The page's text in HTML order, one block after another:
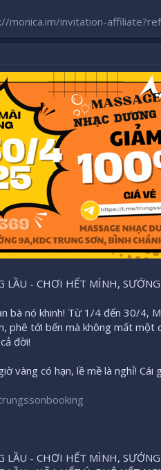
monica.im/invitation-
LẦU - CHƠI HẾT MÌNH,
bà nó khinh! Từ 1/4 đến 30/4,
phê tới bến mà không mất một
đời!
vàng có hạn, lề mề là nghỉ! Cái
LẦU - CHƠI HẾT MÌNH,